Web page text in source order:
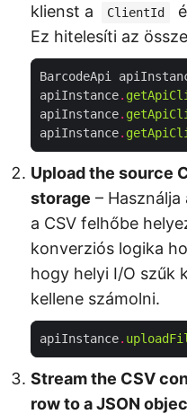
klienst a ClientId
Ez hitelesíti az
BarcodeApi
apiInstance.
apiInstance.
apiInstance.
Upload the source
storage – Használja
a CSV felhőbe
konverziós logika
hogy helyi I/O szűk
kellene számolni.
apiInstance.
Stream the CSV
row to a JSON